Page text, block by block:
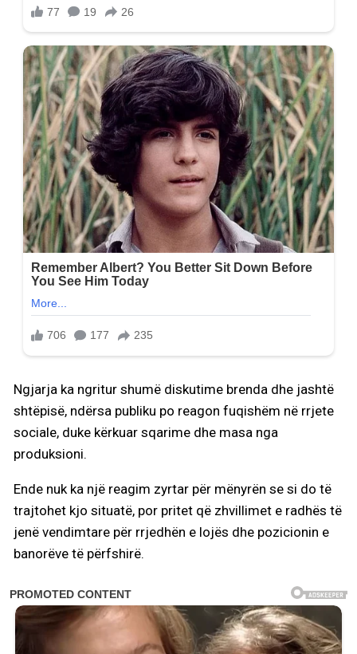
Ngjarja ka ngritur shumë diskutime brenda dhe jashtë
shtëpisë, ndërsa publiku po reagon fuqishëm në rrjete
sociale, duke kërkuar sqarime dhe masa nga
produksioni.
Ende nuk ka një reagim zyrtar për mënyrën se si do të
trajtohet kjo situatë, por pritet që zhvillimet e radhës të
jenë vendimtare për rrjedhën e lojës dhe pozicionin e
banorëve të përfshirë.